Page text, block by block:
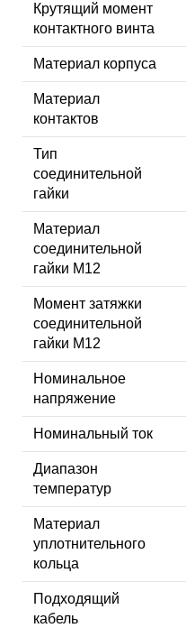
Крутящий момент
контактного винта
Материал корпуса
Материал
контактов
Тип
соединительной
гайки
Материал
соединительной
гайки M12
Момент затяжки
соединительной
гайки M12
Номинальное
напряжение
Номинальный ток
Диапазон
температур
Материал
уплотнительного
кольца
Подходящий
кабель